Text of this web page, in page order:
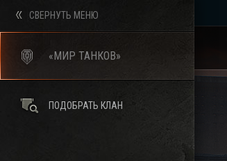
СВЕРНУТЬ МЕНЮ
«МИР ТАНКОВ»
ПОДОБРАТЬ КЛАН